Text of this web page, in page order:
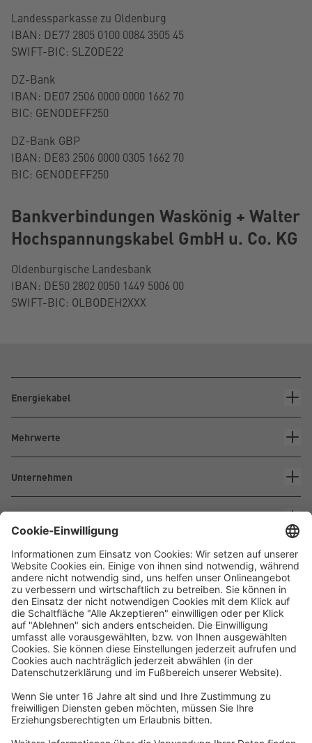
Landessparkasse zu Oldenburg
IBAN: DE77 2805 0100 0084 3505 45
SWIFT-BIC: SLZODE22
DZ-Bank
IBAN: DE07 2506 0000 0000 1662 70
BIC: GENODEFF250
DZ-Bank GBP
IBAN: DE83 2506 0000 0305 1662 70
BIC: GENODEFF250
Bankverbindungen Waskönig + Walter
Hochspannungskabel GmbH u. Co. KG
Oldenburgische Landesbank
IBAN: DE50 2802 0050 1449 5006 00
SWIFT-BIC: OLBODEH2XXX
Energiekabel
Mehrwerte
Unternehmen
Waskönig+Walter
Kabel-Werk GmbH u. Co. KG
Ostermoorstraße 77
26683 Saterland
Fax +49 4498 88-900
info[att]waskoenig.de